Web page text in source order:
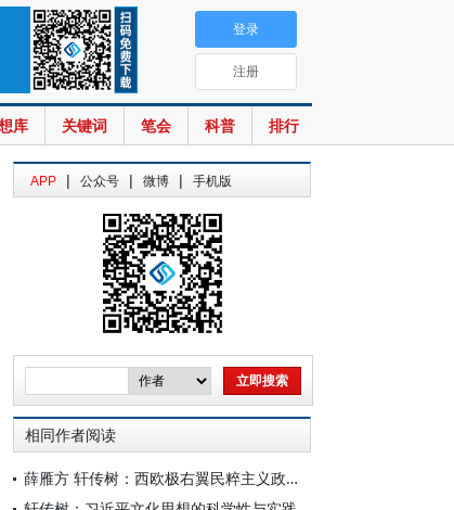
库 关键词 笔会 科普 排行
登录
注册
APP | 公众号 | 微博 | 手机版
相同作者阅读
薛雁方 轩传树：西欧极右翼民粹主义政党兴起的原因与影响探析——以英国改革党为例